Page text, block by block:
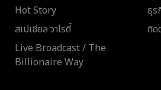
Hot Story
สเปเชียล วาไรตี้
Live Broadcast / The
Billionaire Way
ธุร
ติด